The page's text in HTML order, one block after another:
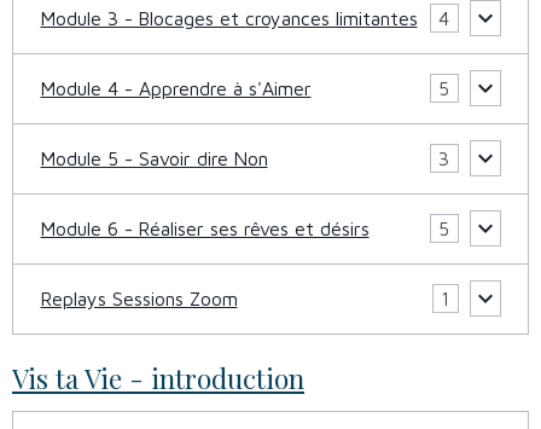
Module 3 - Blocages et croyances limitantes 4
Module 4 - Apprendre à s'Aimer 5
Module 5 - Savoir dire Non 3
Module 6 - Réaliser ses rêves et désirs 5
Replays Sessions Zoom 1
Vis ta Vie - introduction